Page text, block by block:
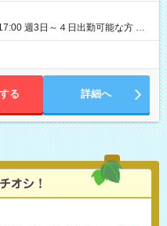
な方 月
務日数等はご希望を伺います 勤務
間帯以外をご希望の場合は、面
る 詳細へ